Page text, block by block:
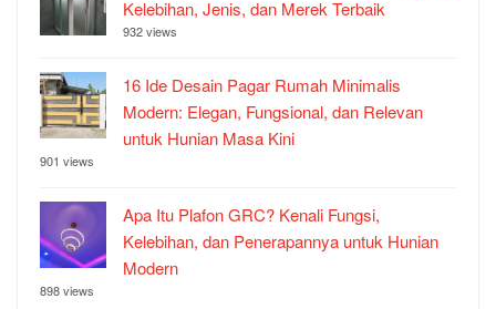
Kelebihan, Jenis, dan Merek Terbaik
932 views
16 Ide Desain Pagar Rumah Minimalis
Modern: Elegan, Fungsional, dan Relevan
untuk Hunian Masa Kini
901 views
Apa Itu Plafon GRC? Kenali Fungsi,
Kelebihan, dan Penerapannya untuk Hunian
Modern
898 views